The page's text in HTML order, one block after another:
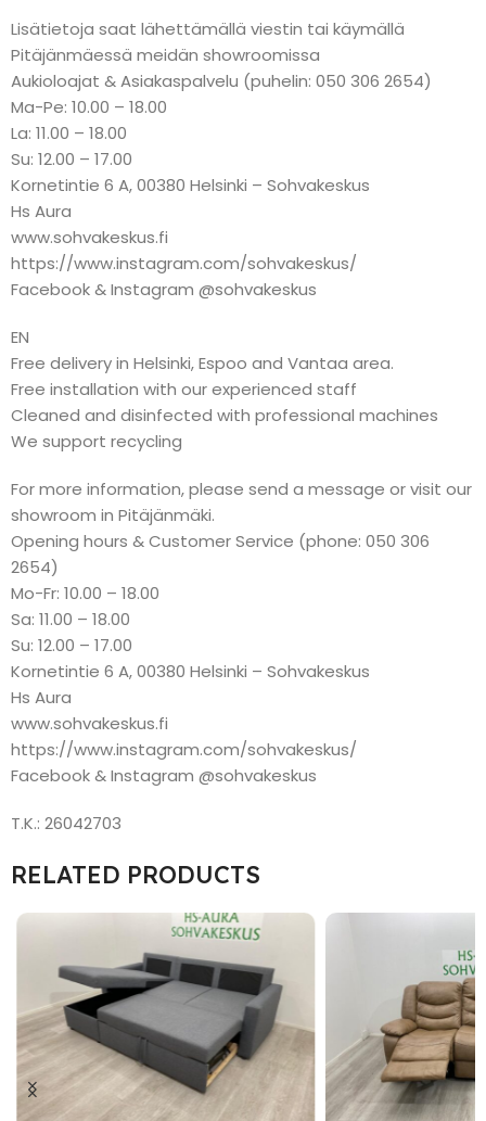
Lisätietoja saat lähettämällä viestin tai käymällä
Pitäjänmäessä meidän showroomissa
Aukioloajat & Asiakaspalvelu (puhelin: 050 306 2654)
Ma-Pe: 10.00 – 18.00
La: 11.00 – 18.00
Su: 12.00 – 17.00
Kornetintie 6 A, 00380 Helsinki – Sohvakeskus
Hs Aura
www.sohvakeskus.fi
https://www.instagram.com/sohvakeskus/
Facebook & Instagram @sohvakeskus
EN
Free delivery in Helsinki, Espoo and Vantaa area.
Free installation with our experienced staff
Cleaned and disinfected with professional machines
We support recycling
For more information, please send a message or visit our
showroom in Pitäjänmäki.
Opening hours & Customer Service (phone: 050 306
2654)
Mo-Fr: 10.00 – 18.00
Sa: 11.00 – 18.00
Su: 12.00 – 17.00
Kornetintie 6 A, 00380 Helsinki – Sohvakeskus
Hs Aura
www.sohvakeskus.fi
https://www.instagram.com/sohvakeskus/
Facebook & Instagram @sohvakeskus
T.K.: 26042703
RELATED PRODUCTS